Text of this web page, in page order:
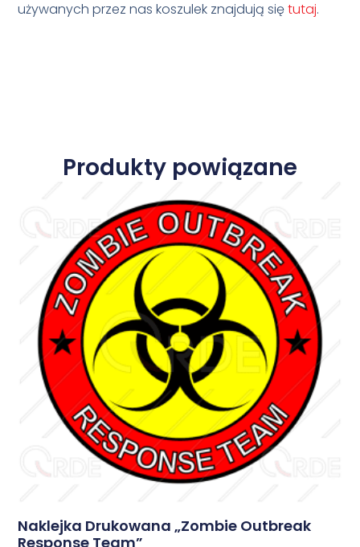
używanych przez nas koszulek znajdują siętutaj.
Produkty powiązane
Naklejka Drukowana „Zombie Outbreak
Response Team”